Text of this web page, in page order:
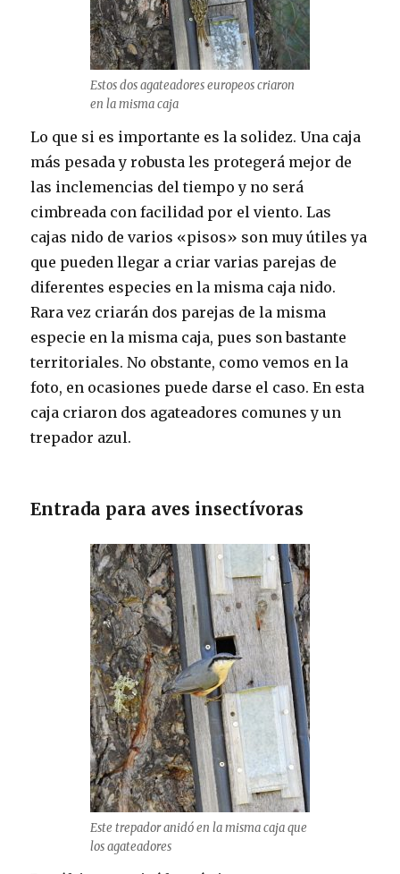
Estos dos agateadores europeos criaron
en la misma caja
Lo que si es importante es la solidez. Una caja
más pesada y robusta les protegerá mejor de
las inclemencias del tiempo y no será
cimbreada con facilidad por el viento. Las
cajas nido de varios «pisos» son muy útiles ya
que pueden llegar a criar varias parejas de
diferentes especies en la misma caja nido.
Rara vez criarán dos parejas de la misma
especie en la misma caja, pues son bastante
territoriales. No obstante, como vemos en la
foto, en ocasiones puede darse el caso. En esta
caja criaron dos agateadores comunes y un
trepador azul.
Entrada para aves insectívoras
Este trepador anidó en la misma caja que
los agateadores